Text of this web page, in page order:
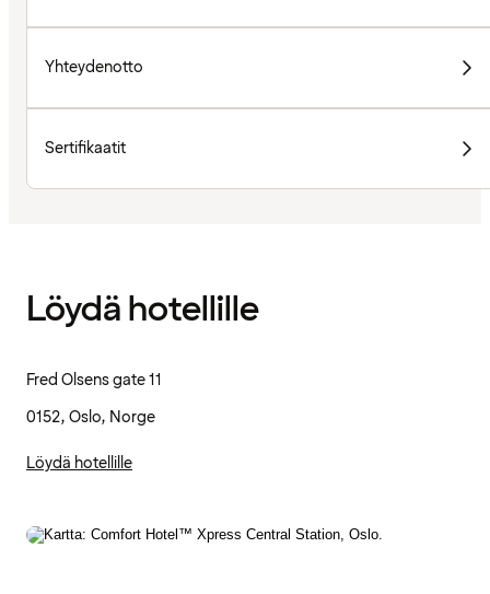
Yhteydenotto
Sertifikaatit
Löydä hotellille
Fred Olsens gate 11
0152, Oslo, Norge
Löydä hotellille